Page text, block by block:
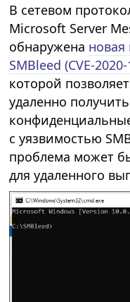
В сетевом
Microsoft Server
обнаружена новая
SMBleed (CVE-
которой
удаленно
с уязвимостью
проблема может
для удаленного